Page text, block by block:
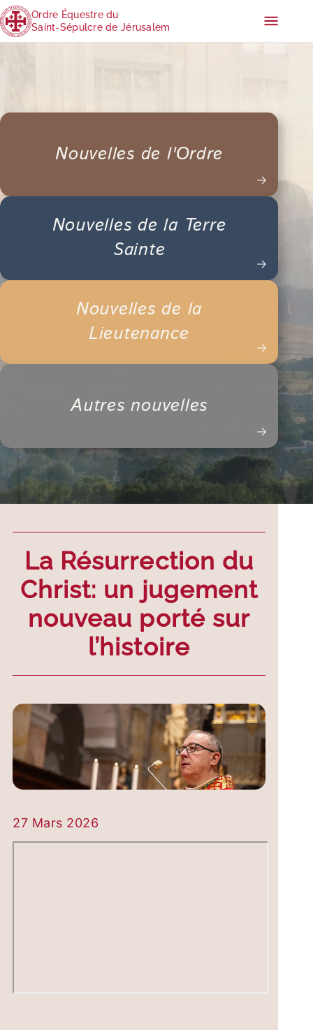
Ordre Équestre du
Saint-Sépulcre de Jérusalem
Nouvelles de l'Ordre
Nouvelles de la Terre
Sainte
Nouvelles de la
Lieutenance
Autres nouvelles
La Résurrection du
Christ: un jugement
nouveau porté sur
l’histoire
27 Mars 2026